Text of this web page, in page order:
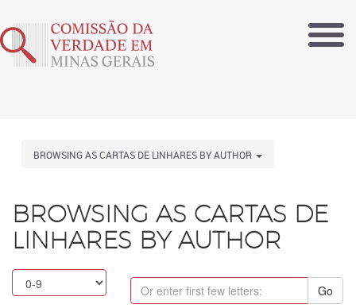
BROWSING AS CARTAS DE LINHARES BY AUTHOR
BROWSING AS CARTAS DE
LINHARES BY AUTHOR
Go